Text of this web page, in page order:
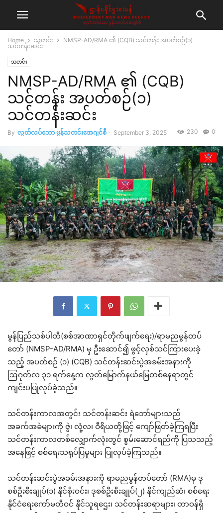
Home သတင်း
NMSP-AD/RMA ၏ (CQB) သင်တန်း အပတ်စဉ်(၁)
သင်တန်းဆင်း
သတင်း
NMSP-AD/RMA ၏ (CQB)
သင်တန်း အပတ်စဉ်(၁)
သင်တန်းဆင်း
By လွတ်လပ်သော မွန်သတင်းအေဂျင်စီ - September 3, 2025 0
230
မွန်ပြည်သစ်ပါတီ(စစ်အာဏာရှင်တိုက်ဖျက်ရေး)/ရာမညမွန်တပ်
တော် (NMSP-AD/RMA) မှ ဦးဆောင်၍ ဖွင့်လှစ်သင်ကြားပေးခဲ့
သည့် အပတ်စဉ် (၁) (CQB) သင်တန်းဆင်းပွဲအခမ်းအနားကို
ဩဂုတ်လ ၃၁ ရက်နေ့က လွတ်မြောက်နယ်မြေတစ်နေရာတွင်
ကျင်းပပြုလုပ်ခဲ့သည်။
သင်တန်းကာလအတွင်း သင်တန်းဆင်း ရဲဘော်များသည်
အခက်အခဲများကို ဇွဲ၊ လုံ့လ၊ ဝီရိယတို့ဖြင့် ကျော်ဖြတ်ခဲ့ကြရပြီး
သင်တန်းကာလတစ်‌လျှောက်လုံးတွင် စွမ်းဆောင်ရည်ကို ပြသသည့်
အနေဖြင့် စစ်ရေးသရုပ်ပြမှုများ ပြုလုပ်ခဲ့ကြသည်။
သင်တန်းဆင်းပွဲအခမ်းအနားကို ရာမညမွန်တပ်တော် (RMA)မှ ဒု
စစ်ဦးစီးချုပ်(၁) နိုင်စိုးဝင်း၊ ဒုစစ်ဦးစီးချုပ်(၂) နိုင်ကျည်ဆံ၊ စစ်ရေး
နိုင်ငံရေးကော်မတီဝင် နိုင်သူရဌေး၊ သင်တန်းဆရာများ၊ တာဝန်ရှိ